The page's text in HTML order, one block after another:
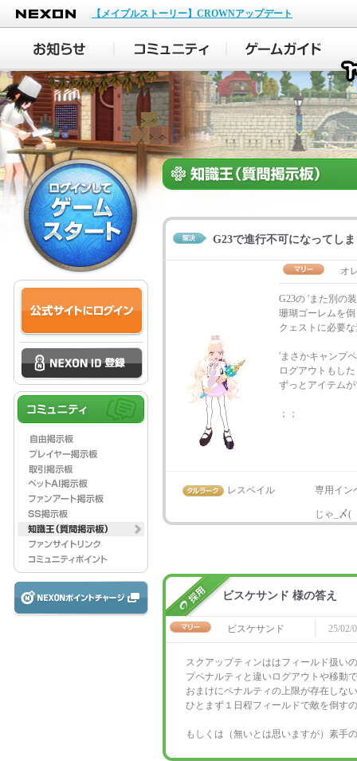
NEXON
【メイプルストーリー】CROWNアップデート
G23で進行不可になってし
オ
G23の 'また別の
珊瑚ゴーレムを
クェストに必要
'まさかキャンプ
ログアウトもし
ずっとアイテム
；；
レスペイル 専用イン
じゃ_〆
ビスケサンド 様の答え
ビスケサンド 25/02/
スクアップティンははフィールド扱い
プペナルティと違いログアウトや移動
おまけにペナルティの上限が存在しな
ひとまず１日程フィールドで敵を倒す
もしくは（無いとは思いますが）素手